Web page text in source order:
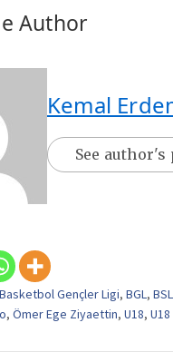
Author
Kemal
See author's
Basketbol Gençler Ligi, BGL, BSL
, Ömer Ege Ziyaettin, U18,